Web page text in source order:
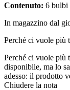
Contenuto: 6 bulbi
In magazzino dal
Perché ci vuole più
Perché ci vuole più
disponibile, ma lo
adesso: il prodotto
Chiudere la nota